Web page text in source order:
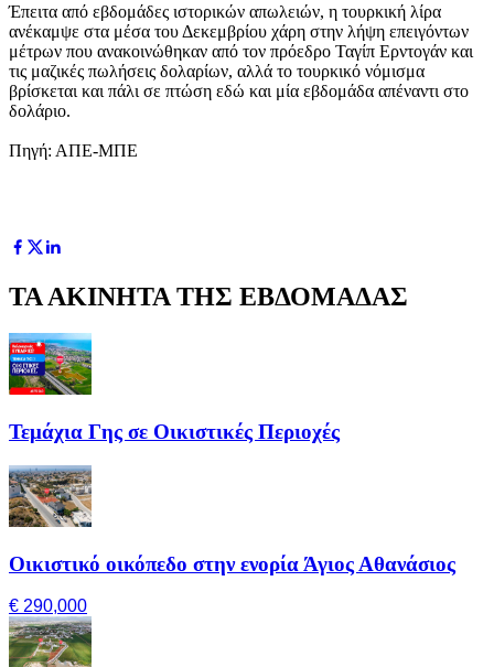
Έπειτα από εβδομάδες ιστορικών απωλειών, η τουρκική λίρα
ανέκαμψε στα μέσα του Δεκεμβρίου χάρη στην λήψη επειγόντων
μέτρων που ανακοινώθηκαν από τον πρόεδρο Ταγίπ Ερντογάν και
τις μαζικές πωλήσεις δολαρίων, αλλά το τουρκικό νόμισμα
βρίσκεται και πάλι σε πτώση εδώ και μία εβδομάδα απέναντι στο
δολάριο.
Πηγή: ΑΠΕ-ΜΠΕ
ΤΑ ΑΚΙΝΗΤΑ ΤΗΣ ΕΒΔΟΜΑΔΑΣ
Τεμάχια Γης σε Οικιστικές Περιοχές
Οικιστικό οικόπεδο στην ενορία Άγιος Αθανάσιος
€ 290,000